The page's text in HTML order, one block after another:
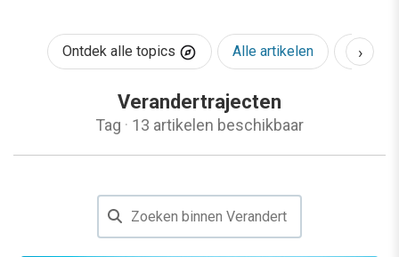
Ontdek alle topics Alle artikelen AI &
›
Verandertrajecten
Tag · 13 artikelen beschikbaar